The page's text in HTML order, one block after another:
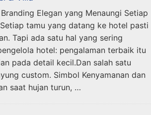
Elegan yang Menaungi Setiap
tamu yang datang ke hotel pasti
Tapi ada satu hal yang sering
hotel: pengalaman terbaik itu
pada detail kecil.Dan salah satu
custom. Simbol Kenyamanan dan
saat hujan turun, …